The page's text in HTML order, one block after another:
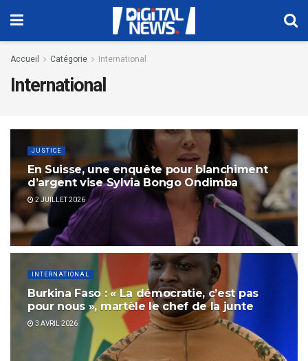
Accueil Catégorie International
International
JUSTICE
En Suisse, une enquête pour blanchiment
d’argent vise Sylvia Bongo Ondimba
2 JUILLET 2026
INTERNATIONAL
Burkina Faso : « La démocratie, c’est pas
pour nous », martèle le chef de la junte
3 AVRIL 2026